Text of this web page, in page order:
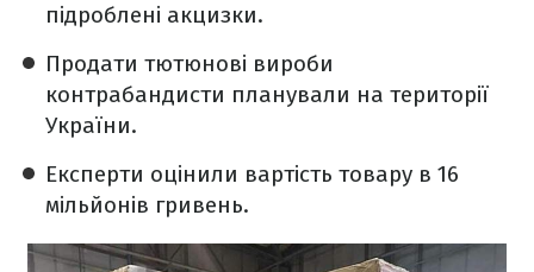
підроблені акцизки.
Продати тютюнові вироби
контрабандисти планували на території
України.
Експерти оцінили вартість товару в 16
мільйонів гривень.